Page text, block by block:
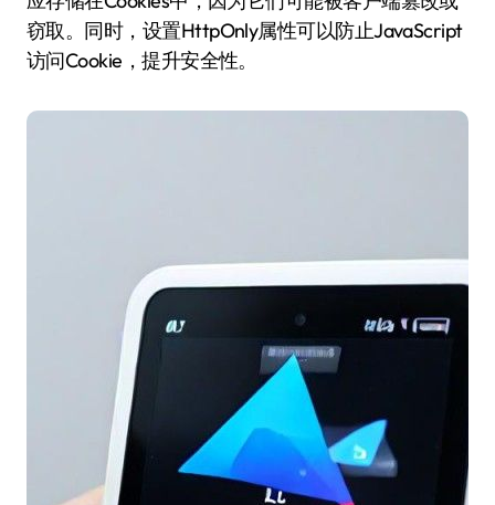
窃取。同时，设置HttpOnly属性可以防止JavaScript
访问Cookie，提升安全性。